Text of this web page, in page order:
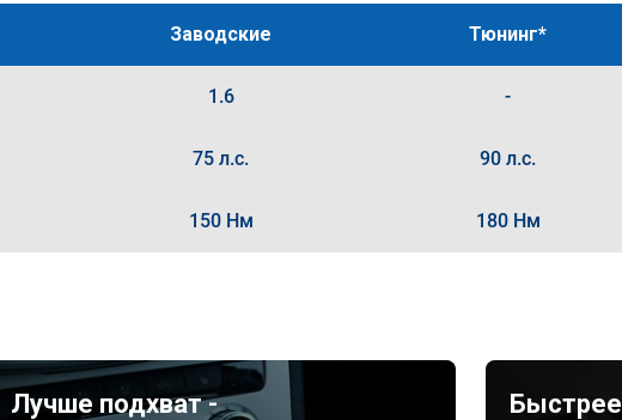
Заводские Тюнинг*
1.6 -
75 л.с. 90 л.с.
150 Нм 180 Нм
Лучше подхват -